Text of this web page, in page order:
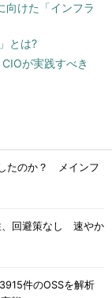
向けた「インフラ
とは?
が実践すべき
たのか？ メインフ
、回避策なし 速やか
件のOSSを解析